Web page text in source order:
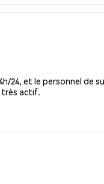
24, et le personnel de
très actif.